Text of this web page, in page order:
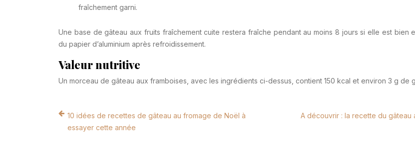
fraîchement garni.
Une base de gâteau aux fruits fraîchement cuite restera fraîche pendant au moins 8 jours si elle est bien
du papier d’aluminium après refroidissement.
Valeur nutritive
Un morceau de gâteau aux framboises, avec les ingrédients ci-dessus, contient 150 kcal et environ 3 g de
10 idées de recettes de gâteau au fromage de Noël à
essayer cette année
A découvrir : la recette du gâteau